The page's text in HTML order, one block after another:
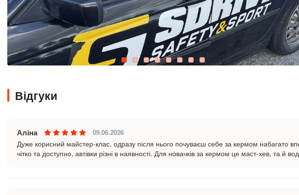
Відгуки
Аліна 09.06.2026
Дуже корисний майстер-клас, одразу після нього почуваєш себе за кермом набагато
чітко та доступно, автівки різні в наявності. Для новачків за кермом це маст-хев, та й